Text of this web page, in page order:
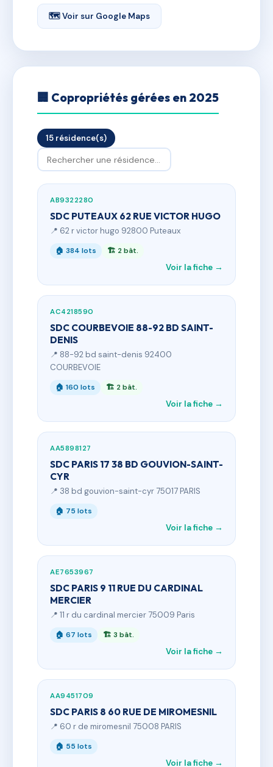
🗺 Voir sur Google Maps
🏢 Copropriétés gérées en 2025
15 résidence(s)
AB9322280
SDC PUTEAUX 62 RUE VICTOR HUGO
📍 62 r victor hugo 92800 Puteaux
🏠 384 lots 🏗 2 bât.
Voir la fiche →
AC4218590
SDC COURBEVOIE 88-92 BD SAINT-
DENIS
📍 88-92 bd saint-denis 92400
COURBEVOIE
🏠 160 lots 🏗 2 bât.
Voir la fiche →
AA5898127
SDC PARIS 17 38 BD GOUVION-SAINT-
CYR
📍 38 bd gouvion-saint-cyr 75017 PARIS
🏠 75 lots
Voir la fiche →
AE7653967
SDC PARIS 9 11 RUE DU CARDINAL
MERCIER
📍 11 r du cardinal mercier 75009 Paris
🏠 67 lots 🏗 3 bât.
Voir la fiche →
AA9451709
SDC PARIS 8 60 RUE DE MIROMESNIL
📍 60 r de miromesnil 75008 PARIS
🏠 55 lots
Voir la fiche →